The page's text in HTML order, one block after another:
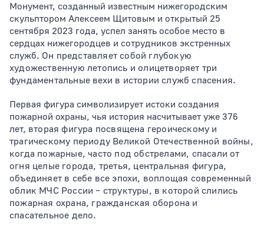
Монумент, созданный известным нижегородским
скульптором Алексеем Щитовым и открытый 25
сентября 2023 года, успел занять особое место в
сердцах нижегородцев и сотрудников экстренных
служб. Он представляет собой глубокую
художественную летопись и олицетворяет три
фундаментальные вехи в истории служб спасения.
Первая фигура символизирует истоки создания
пожарной охраны, чья история насчитывает уже 376
лет, вторая фигура посвящена героическому и
трагическому периоду Великой Отечественной войны,
когда пожарные, часто под обстрелами, спасали от
огня целые города, третья, центральная фигура,
объединяет в себе все эпохи, воплощая современный
облик МЧС России – структуры, в которой слились
пожарная охрана, гражданская оборона и
спасательное дело.